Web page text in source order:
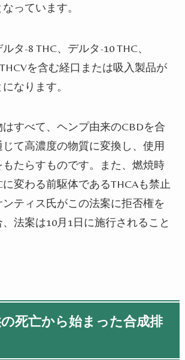
っています。
タ-8 THC、デルタ-10 THC、
を含む経口または吸入製品が
なります。
すべて、ヘンプ由来のCBDを合
て高濃度の物質に変換し、使用
たらすものです。また、燃焼時
に変わる前駆体であるTHCAも禁止
ティス氏がこの法案に拒否権を
法案は10月1日に施行されること
死亡から始まった合成排